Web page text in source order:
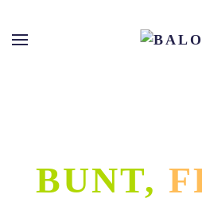
BUNT,